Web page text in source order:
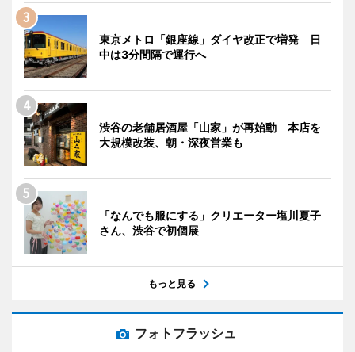
東京メトロ「銀座線」ダイヤ改正で増発 日
中は3分間隔で運行へ
渋谷の老舗居酒屋「山家」が再始動 本店を
大規模改装、朝・深夜営業も
「なんでも服にする」クリエーター塩川夏子
さん、渋谷で初個展
もっと見る
フォトフラッシュ